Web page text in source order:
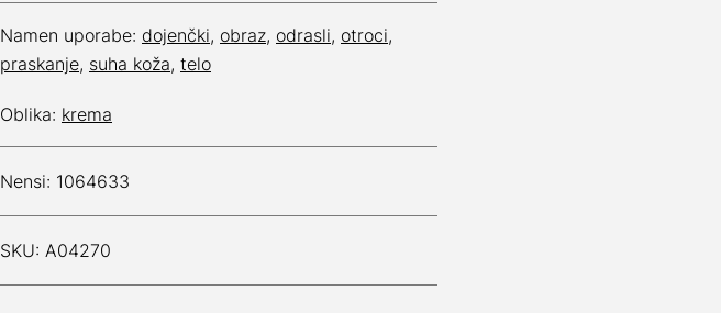
Namen uporabe: dojenčki, obraz, odrasli, otroci,
praskanje, suha koža, telo
Oblika: krema
Nensi: 1064633
SKU: A04270